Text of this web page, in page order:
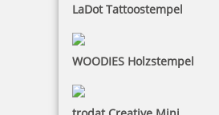
LaDot Tattoostempel
WOODIES Holzstempel
129,60 €